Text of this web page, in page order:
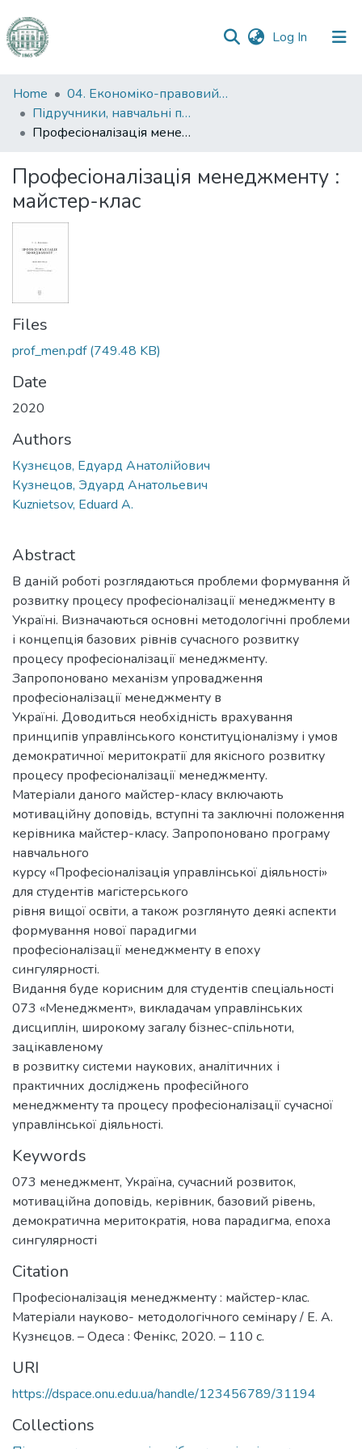
Log In (current)
Communities
&
Collections
Statistics
Home
04. Економіко-правовий факультет
Підручники, навчальні посібники та інші науково- та навчально-методичні праці ЕПФ
Професіоналізація менеджменту : майстер-клас
Професіоналізація менеджменту :
майстер-клас
Files
prof_men.pdf(749.48 KB)
Date
2020
Authors
Кузнєцов, Едуард Анатолійович
Кузнецов, Эдуард Анатольевич
Kuznietsov, Eduard A.
Abstract
В даній роботі розглядаються проблеми формування й
розвитку процесу професіоналізації менеджменту в
Україні. Визначаються основні методологічні проблеми
і концепція базових рівнів сучасного розвитку
процесу професіоналізації менеджменту.
Запропоновано механізм упровадження
професіоналізації менеджменту в
Україні. Доводиться необхідність врахування
принципів управлінського конституціоналізму і умов
демократичної меритократії для якісного розвитку
процесу професіоналізації менеджменту.
Матеріали даного майстер-класу включають
мотиваційну доповідь, вступні та заключні положення
керівника майстер-класу. Запропоновано програму
навчального
курсу «Професіоналізація управлінської діяльності»
для студентів магістерського
рівня вищої освіти, а також розглянуто деякі аспекти
формування нової парадигми
професіоналізації менеджменту в епоху
сингулярності.
Видання буде корисним для студентів спеціальності
073 «Менеджмент», викладачам управлінських
дисциплін, широкому загалу бізнес-спільноти,
зацікавленому
в розвитку системи наукових, аналітичних і
практичних досліджень професійного
менеджменту та процесу професіоналізації сучасної
управлінської діяльності.
Keywords
073 менеджмент, Україна, сучасний розвиток,
мотиваційна доповідь, керівник, базовий рівень,
демократична меритократія, нова парадигма, епоха
сингулярності
Citation
Професіоналізація менеджменту : майстер-клас.
Матеріали науково- методологічного семінару / Е. А.
Кузнєцов. – Одеса : Фенікс, 2020. – 110 с.
URI
https://dspace.onu.edu.ua/handle/123456789/31194
Collections